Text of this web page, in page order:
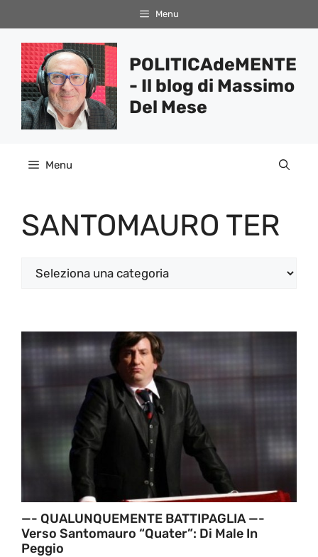
al
contenuto
Menu
POLITICAdeMENTE
- Il blog di Massimo
Del Mese
Menu
SANTOMAURO TER
Categorie
—- QUALUNQUEMENTE BATTIPAGLIA —-
Verso Santomauro “quater”: Di Male In
Peggio